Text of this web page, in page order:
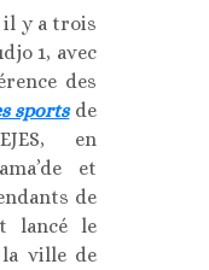
il y a trois
1, avec
des
sportsde
en
et
de
lancé le
ville de